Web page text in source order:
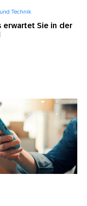
erwartet Sie in der
Technik